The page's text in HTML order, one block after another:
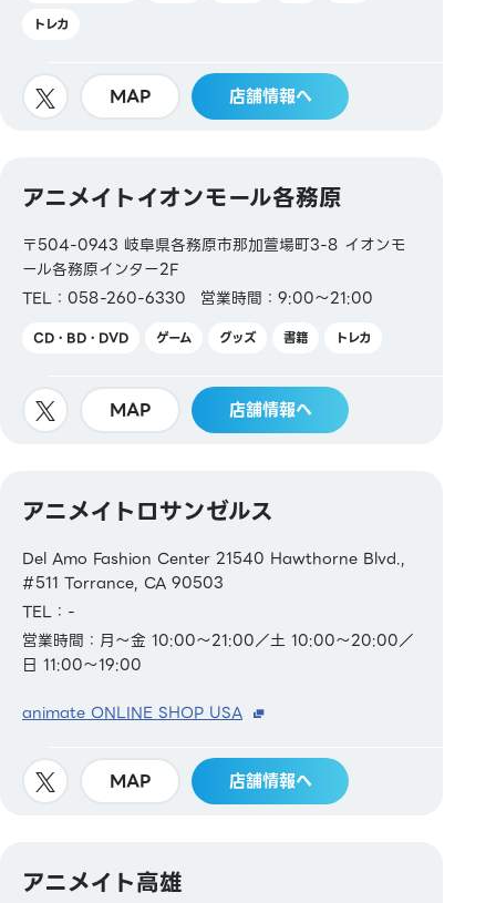
トレカ
MAP 店舗情報へ
アニメイトイオンモール各務原
〒504-0943 岐阜県各務原市那加萱場町3-8 イオンモ
ール各務原インター2F
TEL：058-260-6330
営業時間：9:00～21:00
CD・BD・DVD ゲーム グッズ 書籍 トレカ
MAP 店舗情報へ
アニメイトロサンゼルス
Del Amo Fashion Center 21540 Hawthorne Blvd.,
#511 Torrance, CA 90503
TEL：-
営業時間：月～金 10:00～21:00／土 10:00～20:00／
日 11:00～19:00
animate ONLINE SHOP USA
MAP 店舗情報へ
アニメイト高雄